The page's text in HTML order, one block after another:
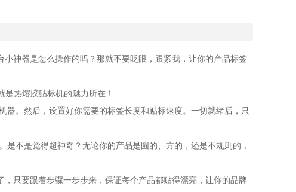
神器是怎么操作的吗？那就不要眨眼，跟紧我，让你的产品标签
热熔胶贴标机的魅力所在！
。然后，设置好你需要的标签长度和贴标速度。一切就绪后，只
不是觉得超神奇？无论你的产品是圆的、方的，还是不规则的，
只要跟着步骤一步步来，保证每个产品都贴得漂亮，让你的品牌